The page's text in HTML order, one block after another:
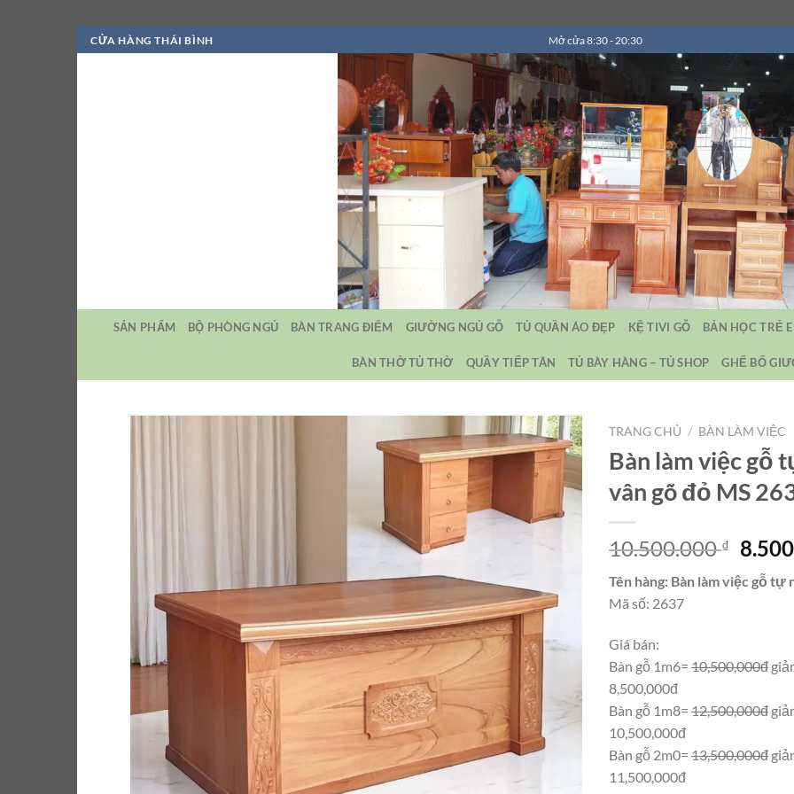
Bỏ
qua
CỬA HÀNG THÁI BÌNH Mở cửa 8:30 - 20:30
SẢN PHẨM BỘ PHÒNG NGỦ BÀN TRANG ĐIỂM GIƯỜNG NGỦ GỖ TỦ QUẦN ÁO ĐẸP KỆ TIVI GỖ BẢN HỌC TRẺ
BÀN THỜ TỦ THỜ QUẦY TIẾP TÂN TỦ BÀY HÀNG – TỦ SHOP GHẾ BỐ
TRANG CHỦ / BÀN LÀM VIỆC
Bàn làm việc gỗ
vân gõ đỏ MS
10.500.000₫
Giá
gốc
là:
Tên hàng: Bàn làm việc gỗ tự
Mã số: 2637
Giá bán:
Bàn gỗ 1m6= 10,500,000đ
8,500,000đ
Bàn gỗ 1m8= 12,500,000đ
10,500,000đ
Bàn gỗ 2m0= 13,500,000đ
11,500,000đ